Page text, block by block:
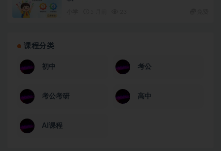
课程分类
初中 考公
考公考研 高中
AI课程